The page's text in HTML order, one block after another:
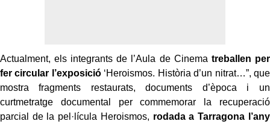
Actualment, els integrants de l’Aula de Cinema treballen per
fer circular l’exposició‘Heroismos. Història d’un nitrat…”, que
mostra fragments restaurats, documents d’època i un
curtmetratge documental per commemorar la recuperació
parcial de la pel·lícula Heroismos, rodada a Tarragona l’any